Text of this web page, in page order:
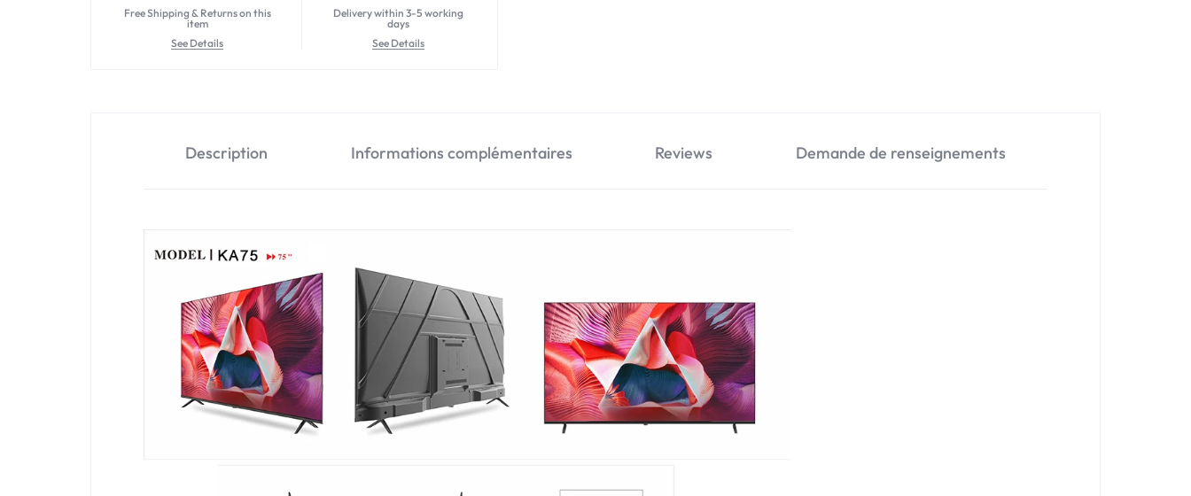
Free Shipping & Returns on this
item
See Details
Delivery within 3-5 working
days
See Details
Description Informations complémentaires Reviews Demande de renseignements